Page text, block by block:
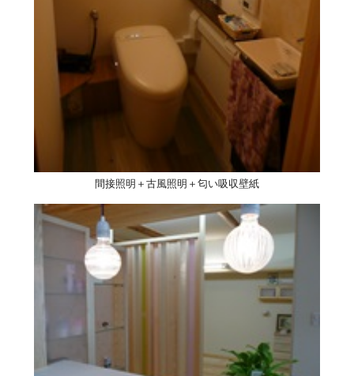
間接照明＋古風照明＋匂い吸収壁紙